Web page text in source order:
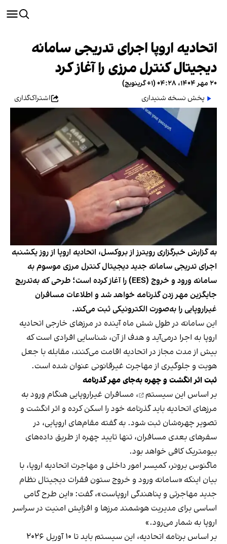
اتحادیه اروپا اجرای تدریجی سامانه
دیجیتال کنترل مرزی را آغاز کرد
۲۰ مهر ۱۴۰۴، ۰۴:۲۸ (‎+۱ گرینویچ)
پخش نسخه شنیداری
اشتراک‌گذاری
به گزارش خبرگزاری رویترز از بروکسل، اتحادیه اروپا از روز یکشنبه
اجرای تدریجی سامانه جدید دیجیتال کنترل مرزی موسوم به
سامانه ورود و خروج (EES) را آغاز کرده است؛ طرحی که به‌تدریج
جایگزین مهر زدن گذرنامه خواهد شد و اطلاعات مسافران
غیراروپایی را به‌صورت الکترونیکی ثبت می‌کند.
این سامانه در طول شش ماه آینده در مرزهای خارجی اتحادیه
اروپا به اجرا درمی‌آید و هدف از آن، شناسایی افرادی است که
بیش از مدت مجاز در اتحادیه اقامت می‌کنند، مقابله با جعل
هویت و جلوگیری از مهاجرت غیرقانونی عنوان شده است.
ثبت اثر انگشت و چهره به‌جای مهر گذرنامه
بر اساس این سیستم
، مسافران غیراروپایی هنگام ورود به
مرزهای اتحادیه باید گذرنامه خود را اسکن کرده و اثر انگشت و
تصویر چهره‌شان ثبت شود. به گفته مقام‌های اروپایی، در
سفرهای بعدی مسافران، تنها تایید چهره از طریق داده‌های
بیومتریک کافی خواهد بود.
ماگنوس برونر، کمیسر امور داخلی و مهاجرت اتحادیه اروپا، با
بیان اینکه «سامانه ورود و خروج ستون فقرات دیجیتال نظام
جدید مهاجرتی و پناهندگی اروپاست»، گفت: «این طرح گامی
اساسی برای مدیریت هوشمند مرزها و افزایش امنیت در سراسر
اروپا به شمار می‌رود.»
بر اساس برنامه اتحادیه، این سیستم باید تا ۱۰ آوریل ۲۰۲۶